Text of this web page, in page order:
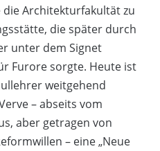
Architekturfakultät zu
die später durch
unter dem Signet
Furore sorgte. Heute ist
weitgehend
– abseits vom
aber getragen von
– eine „Neue